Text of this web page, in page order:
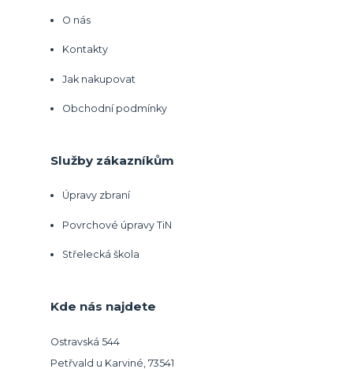
O nás
Kontakty
Jak nakupovat
Obchodní podmínky
Služby zákazníkům
Úpravy zbraní
Povrchové úpravy TiN
Střelecká škola
Kde nás najdete
Ostravská 544
Petřvald u Karviné, 73541